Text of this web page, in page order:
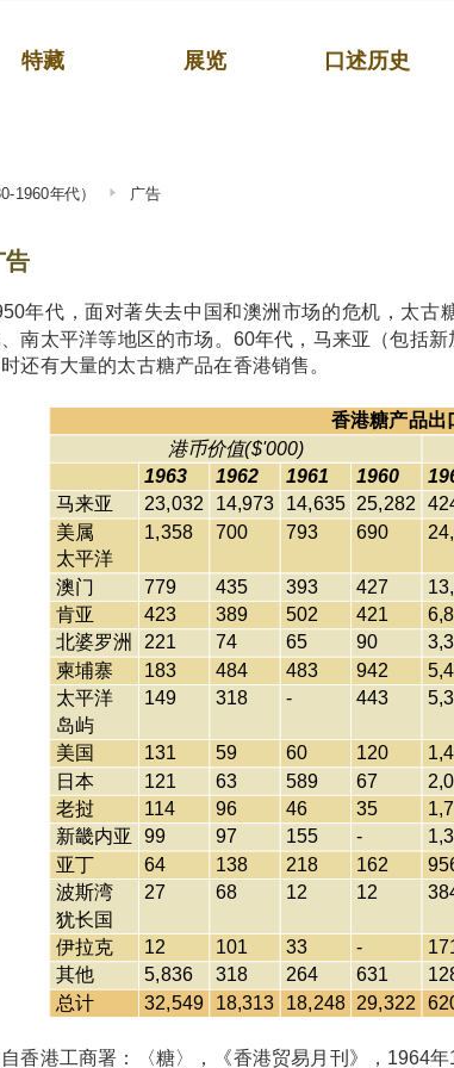
特藏 展览 口述历史
1960年代） 广告
告
年代，面对著失去中国和澳洲市场的危机，太古
南太平洋等地区的市场。60年代，马来亚（包括
还有大量的太古糖产品在香港销售。
香港糖产品出
港币价值($'000)
1963
1962 1961 1960
马来亚
23,032 14,973 14,635 25,282
美属
太平洋
1,358 700 793 690
澳门 779 435 393 427
肯亚 423 389 502 421
北婆罗洲 221 74 65 90
柬埔寨
183 484 483 942
太平洋
岛屿
149 318 - 443
美国 131 59 60 120
日本
121 63 589 67
老挝
114 96 46 35
新畿内亚
99 97 155 -
亚丁
64 138 218 162
波斯湾
犹长国
27 68 12 12
伊拉克 12 101 33 -
其他
5,836 318 264 631
总计
32,549 18,313 18,248 29,322
香港工商署：〈糖〉，《香港贸易月刊》，1964年